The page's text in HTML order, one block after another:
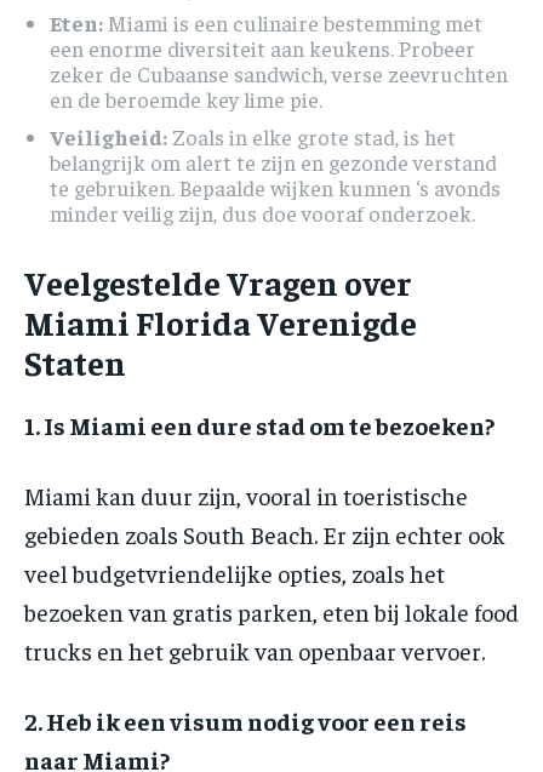
Eten: Miami is een culinaire bestemming met
een enorme diversiteit aan keukens. Probeer
zeker de Cubaanse sandwich, verse zeevruchten
en de beroemde key lime pie.
Veiligheid: Zoals in elke grote stad, is het
belangrijk om alert te zijn en gezonde verstand
te gebruiken. Bepaalde wijken kunnen ‘s avonds
minder veilig zijn, dus doe vooraf onderzoek.
Veelgestelde Vragen over
Miami Florida Verenigde
Staten
1. Is Miami een dure stad om te bezoeken?
Miami kan duur zijn, vooral in toeristische
gebieden zoals South Beach. Er zijn echter ook
veel budgetvriendelijke opties, zoals het
bezoeken van gratis parken, eten bij lokale food
trucks en het gebruik van openbaar vervoer.
2. Heb ik een visum nodig voor een reis
naar Miami?